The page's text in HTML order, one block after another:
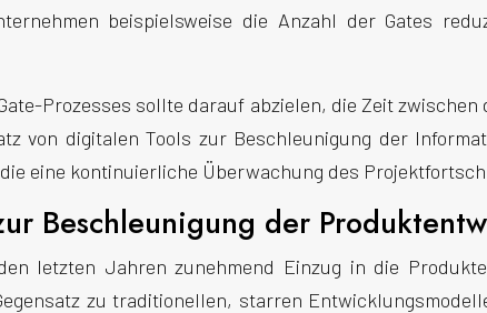
beispielsweise die Anzahl der Gates
Prozesses sollte darauf abzielen, die Zeit
von digitalen Tools zur Beschleunigung der
eine kontinuierliche Überwachung des
Beschleunigung der
letzten Jahren zunehmend Einzug in die
zu traditionellen, starren